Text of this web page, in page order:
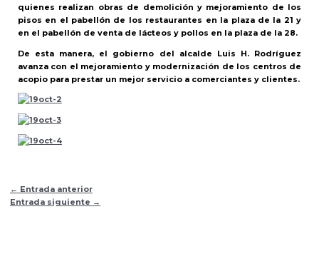
quienes realizan obras de demolición y mejoramiento de los
pisos en el pabellón de los restaurantes en la plaza de la 21 y
en el pabellón de venta de lácteos y pollos en la plaza de la 28.
De esta manera, el gobierno del alcalde Luis H. Rodríguez
avanza con el mejoramiento y modernización de los centros de
acopio para prestar un mejor servicio a comerciantes y clientes.
← Entrada anterior
Entrada siguiente →